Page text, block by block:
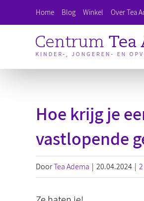
naar
Home Blog Winkel Over Tea
Hoe krijg je
vastlopende
DoorTea Adema | 20.04.2024 |